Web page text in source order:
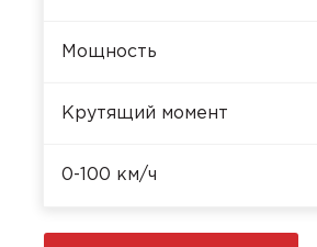
Мощность
Крутящий момент
0-100 км/ч